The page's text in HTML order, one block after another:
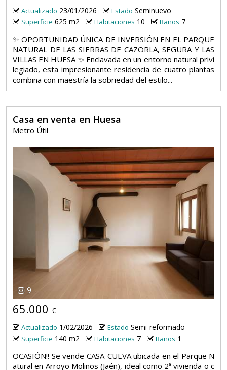
Actualizado 23/01/2026 Estado Seminuevo
Superficie 625 m2 Habitaciones 10 Baños 7
✨ OPORTUNIDAD ÚNICA DE INVERSIÓN EN EL PARQUE
NATURAL DE LAS SIERRAS DE CAZORLA, SEGURA Y LAS
VILLAS EN HUESA ✨ Enclavada en un entorno natural privi
legiado, esta impresionante residencia de cuatro plantas
combina con maestría la sobriedad del estilo...
Casa en venta en Huesa
Metro Útil
9
65.000 €
Actualizado 1/02/2026 Estado Semi-reformado
Superficie 140 m2 Habitaciones 7 Baños 1
OCASIÓN!! Se vende CASA-CUEVA ubicada en el Parque N
atural en Arroyo Molinos (Jaén), ideal como 2ª vivienda o c